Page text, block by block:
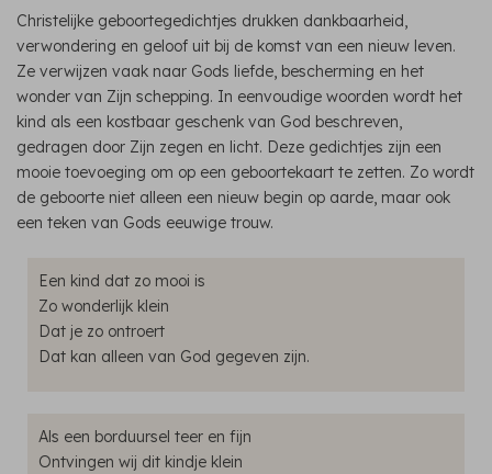
Christelijke geboortegedichtjes drukken dankbaarheid,
verwondering en geloof uit bij de komst van een nieuw leven.
Ze verwijzen vaak naar Gods liefde, bescherming en het
wonder van Zijn schepping. In eenvoudige woorden wordt het
kind als een kostbaar geschenk van God beschreven,
gedragen door Zijn zegen en licht. Deze gedichtjes zijn een
mooie toevoeging om op een geboortekaart te zetten. Zo wordt
de geboorte niet alleen een nieuw begin op aarde, maar ook
een teken van Gods eeuwige trouw.
Een kind dat zo mooi is
Zo wonderlijk klein
Dat je zo ontroert
Dat kan alleen van God gegeven zijn.
Als een borduursel teer en fijn
Ontvingen wij dit kindje klein